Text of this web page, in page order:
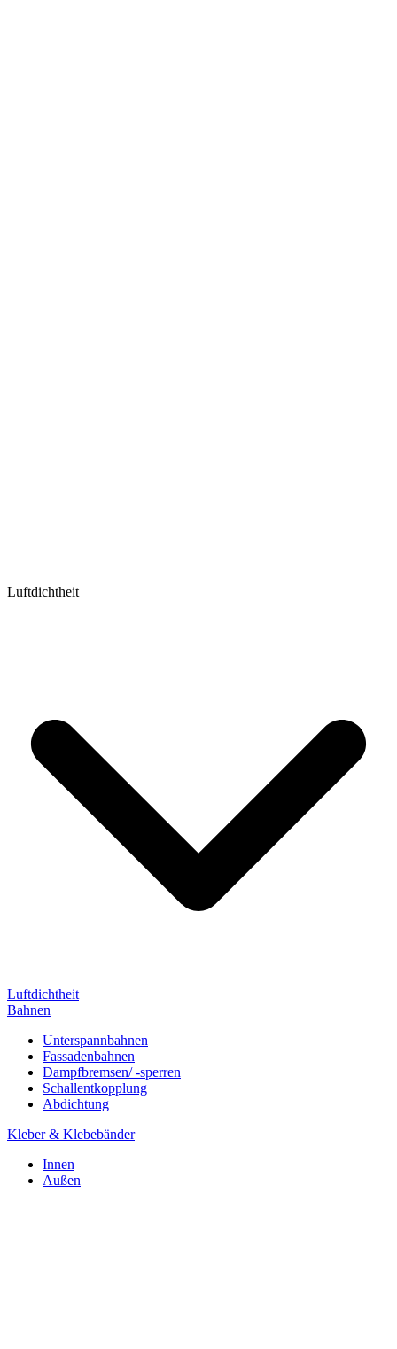
Luftdichtheit
Luftdichtheit
Bahnen
Unterspannbahnen
Fassadenbahnen
Dampfbremsen/ -sperren
Schallentkopplung
Abdichtung
Kleber & Klebebänder
Innen
Außen